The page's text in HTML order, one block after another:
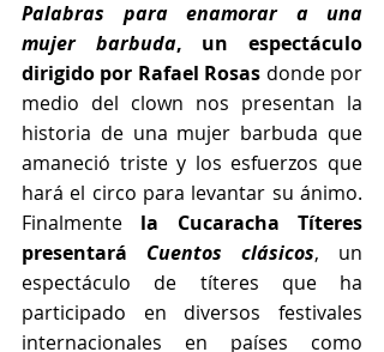
Palabras para enamorar a una
mujer barbuda, un espectáculo
dirigido por Rafael Rosas donde por
medio del clown nos presentan la
historia de una mujer barbuda que
amaneció triste y los esfuerzos que
hará el circo para levantar su ánimo.
Finalmente la Cucaracha Títeres
presentará Cuentos clásicos, un
espectáculo de títeres que ha
participado en diversos festivales
internacionales en países como